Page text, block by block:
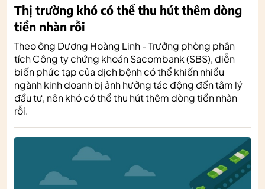
Thị trường khó có thể thu hút thêm dòng
tiền nhàn rỗi
Theo ông Dương Hoàng Linh - Trưởng phòng phân
tích Công ty chứng khoán Sacombank (SBS), diễn
biến phức tạp của dịch bệnh có thể khiến nhiều
ngành kinh doanh bị ảnh hưởng tác động đến tâm lý
đầu tư, nên khó có thể thu hút thêm dòng tiền nhàn
rỗi.